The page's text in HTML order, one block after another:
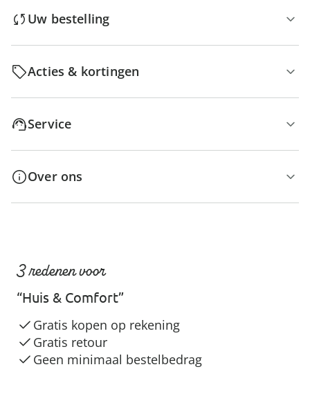
Uw bestelling
Acties & kortingen
Service
Over ons
3 redenen voor
“Huis & Comfort”
Gratis kopen op rekening
Gratis retour
Geen minimaal bestelbedrag